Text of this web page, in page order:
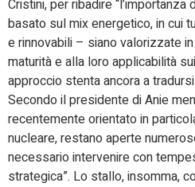
Cristini, per ribadire
basato sul mix energetico, in cui
e rinnovabili – siano valorizzate
maturità e alla loro applicabilità
approccio stenta ancora a
Secondo il presidente di Anie
recentemente orientato in
nucleare, restano aperte
necessario intervenire con
strategica”. Lo stallo, insomma,